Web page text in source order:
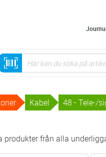
Kabel 48 - Tele-/
produkter från alla